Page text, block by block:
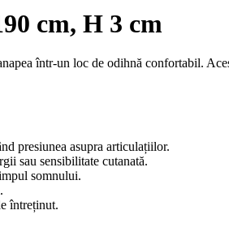
cm, H 3 cm
într-un loc de odihnă confortabil.
presiunea asupra articulațiilor.
sau sensibilitate cutanată.
somnului.
întreținut.